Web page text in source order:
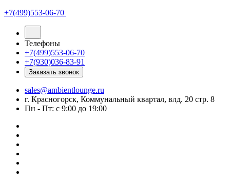
+7(499)553-06-70
Телефоны
+7(499)553-06-70
+7(930)036-83-91
Заказать звонок
sales@ambientlounge.ru
г. Красногорск, Коммунальный квартал, влд. 20 стр. 8
Пн - Пт: с 9:00 до 19:00